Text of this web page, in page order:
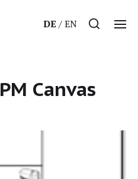
DE EN
PM Canvas